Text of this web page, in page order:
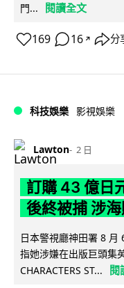
門...
閱讀全文
169 16 ↗ 分
科技娛樂 影視娛樂
Lawton 2 日
訂購 43 億日
後終被捕 涉
日本警視廳神田署 8 月
指她涉嫌在出版巨頭集
CHARACTERS ST...
閱